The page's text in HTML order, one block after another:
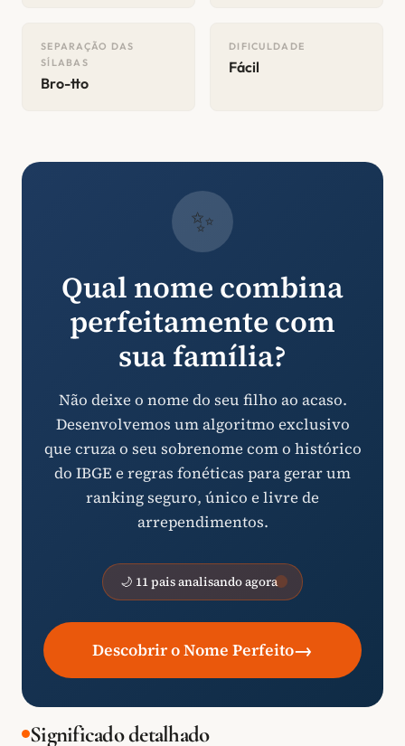
SEPARAÇÃO DAS
SÍLABAS
Bro-tto
DIFICULDADE
Fácil
✨
Qual nome combina
perfeitamente com
sua família?
Não deixe o nome do seu filho ao acaso.
Desenvolvemos um algoritmo exclusivo
que cruza o seu sobrenome com o histórico
do IBGE e regras fonéticas para gerar um
ranking seguro, único e livre de
arrependimentos.
🌙 11 pais analisando agora
Descobrir o Nome Perfeito→
Significado detalhado